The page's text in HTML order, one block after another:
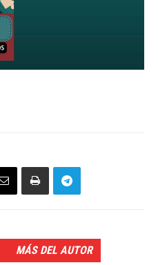
MÁS DEL AUTOR